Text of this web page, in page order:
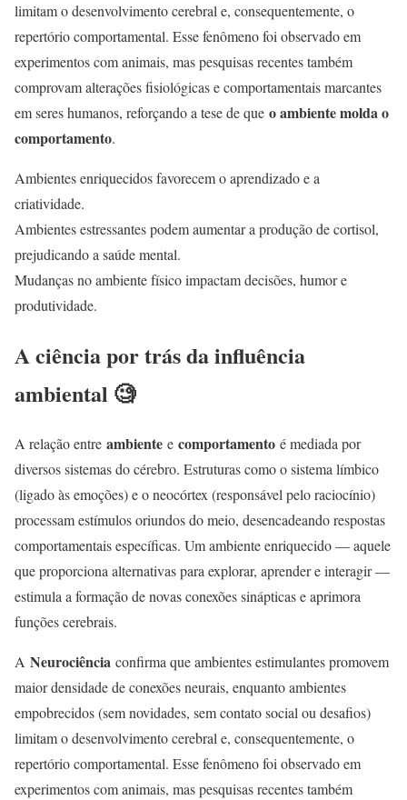
limitam o desenvolvimento cerebral e, consequentemente, o
repertório comportamental. Esse fenômeno foi observado em
experimentos com animais, mas pesquisas recentes também
comprovam alterações fisiológicas e comportamentais marcantes
em seres humanos, reforçando a tese de que o ambiente molda o
comportamento.
Ambientes enriquecidos favorecem o aprendizado e a
criatividade.
Ambientes estressantes podem aumentar a produção de cortisol,
prejudicando a saúde mental.
Mudanças no ambiente físico impactam decisões, humor e
produtividade.
A ciência por trás da influência
ambiental 🧐
A relação entre ambiente e comportamento é mediada por
diversos sistemas do cérebro. Estruturas como o sistema límbico
(ligado às emoções) e o neocórtex (responsável pelo raciocínio)
processam estímulos oriundos do meio, desencadeando respostas
comportamentais específicas. Um ambiente enriquecido — aquele
que proporciona alternativas para explorar, aprender e interagir —
estimula a formação de novas conexões sinápticas e aprimora
funções cerebrais.
A Neurociência confirma que ambientes estimulantes promovem
maior densidade de conexões neurais, enquanto ambientes
empobrecidos (sem novidades, sem contato social ou desafios)
limitam o desenvolvimento cerebral e, consequentemente, o
repertório comportamental. Esse fenômeno foi observado em
experimentos com animais, mas pesquisas recentes também